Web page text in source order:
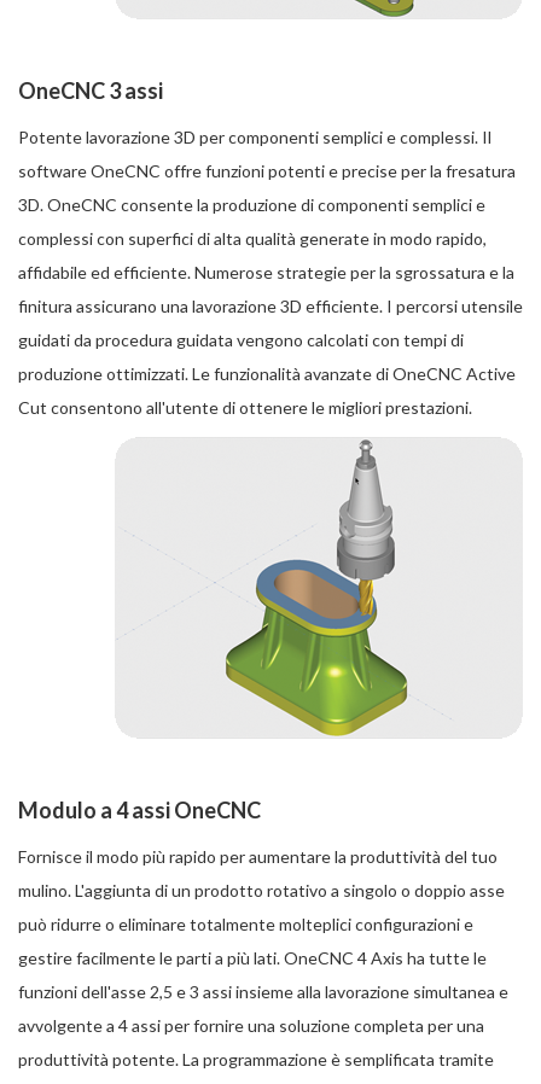
OneCNC 3 assi
Potente lavorazione 3D per componenti semplici e complessi. Il
software OneCNC offre funzioni potenti e precise per la fresatura
3D. OneCNC consente la produzione di componenti semplici e
complessi con superfici di alta qualità generate in modo rapido,
affidabile ed efficiente. Numerose strategie per la sgrossatura e la
finitura assicurano una lavorazione 3D efficiente. I percorsi utensile
guidati da procedura guidata vengono calcolati con tempi di
produzione ottimizzati. Le funzionalità avanzate di OneCNC Active
Cut consentono all'utente di ottenere le migliori prestazioni.
Modulo a 4 assi OneCNC
Fornisce il modo più rapido per aumentare la produttività del tuo
mulino. L'aggiunta di un prodotto rotativo a singolo o doppio asse
può ridurre o eliminare totalmente molteplici configurazioni e
gestire facilmente le parti a più lati. OneCNC 4 Axis ha tutte le
funzioni dell'asse 2,5 e 3 assi insieme alla lavorazione simultanea e
avvolgente a 4 assi per fornire una soluzione completa per una
produttività potente. La programmazione è semplificata tramite